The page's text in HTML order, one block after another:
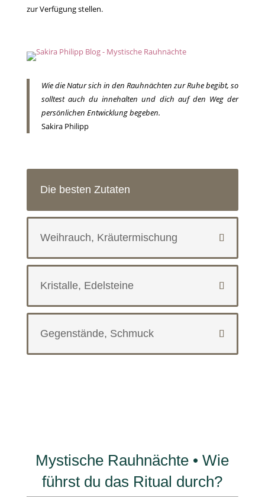
zur Verfügung stellen.
Wie die Natur sich in den Rauhnächten zur Ruhe begibt, so
solltest auch du innehalten und dich auf den Weg der
persönlichen Entwicklung begeben.
Sakira Philipp
Die besten Zutaten
Weihrauch, Kräutermischung
Kristalle, Edelsteine
Gegenstände, Schmuck
Mystische Rauhnächte • Wie
führst du das Ritual durch?